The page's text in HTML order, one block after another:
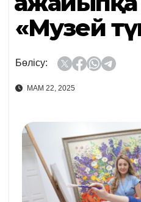
«Музей
Бөлісу:
МАМ 22, 2025